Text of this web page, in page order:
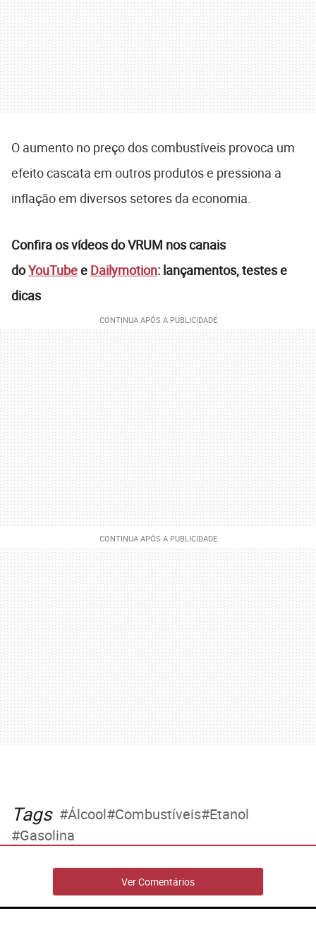
O aumento no preço dos combustíveis provoca um
efeito cascata em outros produtos e pressiona a
inflação em diversos setores da economia.
Confira os vídeos do VRUM nos canais
doYouTubee Dailymotion: lançamentos, testes e
dicas
Tags Álcool Combustíveis Etanol
Gasolina
Ver Comentários